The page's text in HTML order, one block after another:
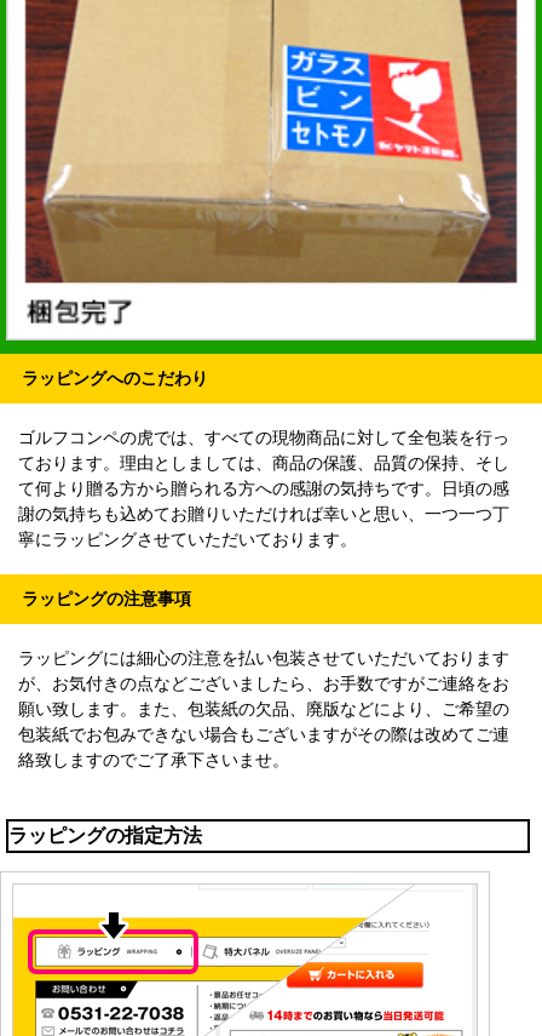
ラッピングへのこだわり
ゴルフコンペの虎では、すべての現物商品に対して全包装を行っ
ております。理由としましては、商品の保護、品質の保持、そし
て何より贈る方から贈られる方への感謝の気持ちです。日頃の感
謝の気持ちも込めてお贈りいただければ幸いと思い、一つ一つ丁
寧にラッピングさせていただいております。
ラッピングの注意事項
ラッピングには細心の注意を払い包装させていただいております
が、お気付きの点などございましたら、お手数ですがご連絡をお
願い致します。また、包装紙の欠品、廃版などにより、ご希望の
包装紙でお包みできない場合もございますがその際は改めてご連
絡致しますのでご了承下さいませ。
ラッピングの指定方法